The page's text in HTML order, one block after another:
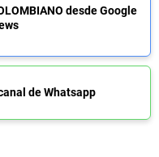
desde Google
de Whatsapp